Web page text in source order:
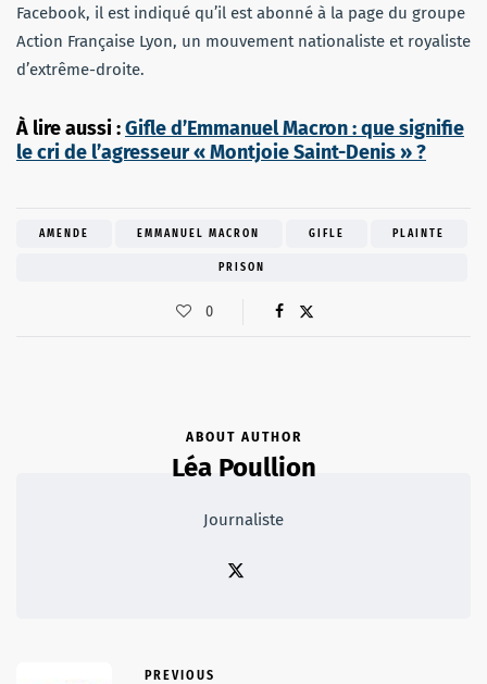
Facebook, il est indiqué qu’il est abonné à la page du groupe
Action Française Lyon, un mouvement nationaliste et royaliste
d’extrême-droite.
À lire aussi :Gifle d’Emmanuel Macron : que signifie
le cri de l’agresseur « Montjoie Saint-Denis » ?
AMENDE EMMANUEL MACRON GIFLE PLAINTE
PRISON
0
ABOUT AUTHOR
Léa Poullion
Journaliste
PREVIOUS